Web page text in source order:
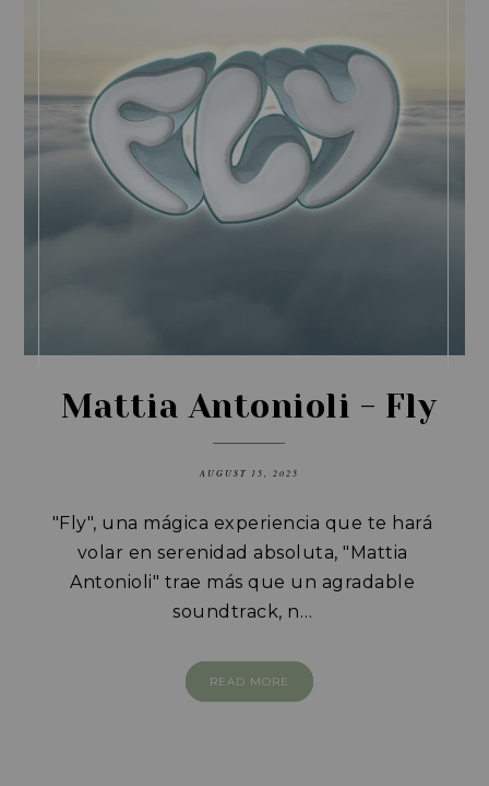
Mattia Antonioli - Fly
AUGUST 15, 2025
"Fly", una mágica experiencia que te hará
volar en serenidad absoluta, "Mattia
Antonioli" trae más que un agradable
soundtrack, n…
READ MORE